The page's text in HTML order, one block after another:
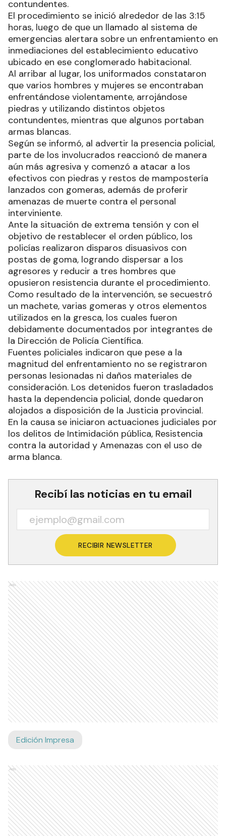
contundentes.
El procedimiento se inició alrededor de las 3:15
horas, luego de que un llamado al sistema de
emergencias alertara sobre un enfrentamiento en
inmediaciones del establecimiento educativo
ubicado en ese conglomerado habitacional.
Al arribar al lugar, los uniformados constataron
que varios hombres y mujeres se encontraban
enfrentándose violentamente, arrojándose
piedras y utilizando distintos objetos
contundentes, mientras que algunos portaban
armas blancas.
Según se informó, al advertir la presencia policial,
parte de los involucrados reaccionó de manera
aún más agresiva y comenzó a atacar a los
efectivos con piedras y restos de mampostería
lanzados con gomeras, además de proferir
amenazas de muerte contra el personal
interviniente.
Ante la situación de extrema tensión y con el
objetivo de restablecer el orden público, los
policías realizaron disparos disuasivos con
postas de goma, logrando dispersar a los
agresores y reducir a tres hombres que
opusieron resistencia durante el procedimiento.
Como resultado de la intervención, se secuestró
un machete, varias gomeras y otros elementos
utilizados en la gresca, los cuales fueron
debidamente documentados por integrantes de
la Dirección de Policía Científica.
Fuentes policiales indicaron que pese a la
magnitud del enfrentamiento no se registraron
personas lesionadas ni daños materiales de
consideración. Los detenidos fueron trasladados
hasta la dependencia policial, donde quedaron
alojados a disposición de la Justicia provincial.
En la causa se iniciaron actuaciones judiciales por
los delitos de Intimidación pública, Resistencia
contra la autoridad y Amenazas con el uso de
arma blanca.
Recibí las noticias en tu email
RECIBIR NEWSLETTER
Ads
Edición Impresa
Ads